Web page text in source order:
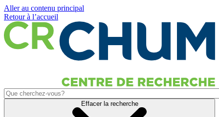
Aller au contenu principal
Retour à l’accueil
Effacer la recherche